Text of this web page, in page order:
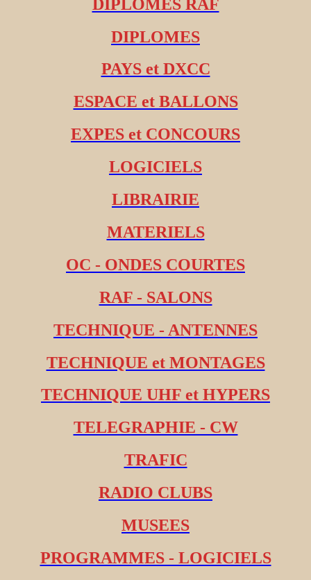
DIPLOMES RAF
DIPLOMES
PAYS et DXCC
ESPACE et BALLONS
EXPES et CONCOURS
LOGICIELS
LIBRAIRIE
MATERIELS
OC - ONDES COURTES
RAF - SALONS
TECHNIQUE - ANTENNES
TECHNIQUE et MONTAGES
TECHNIQUE UHF et HYPERS
TELEGRAPHIE - CW
TRAFIC
RADIO CLUBS
MUSEES
PROGRAMMES - LOGICIELS